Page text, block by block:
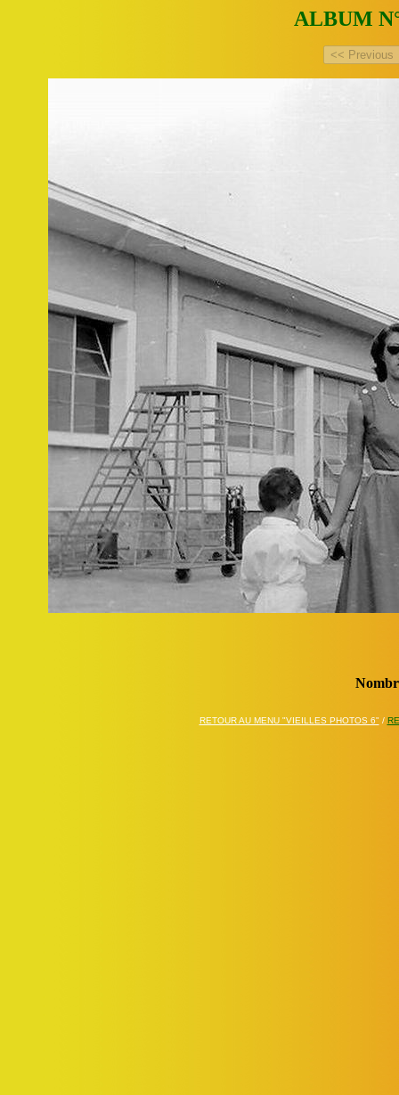
ALBUM
RETOUR AU MENU "VIEILLES PHOTOS 6" /